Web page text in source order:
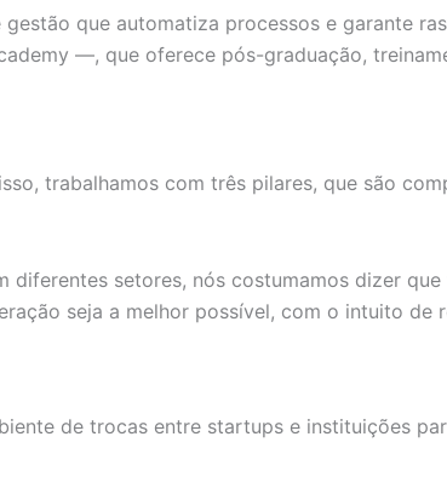
que automatiza processos e garante
—, que oferece pós-graduação,
trabalhamos com três pilares, que são
setores, nós costumamos dizer
seja a melhor possível, com o intuito de
de trocas entre startups e instituições